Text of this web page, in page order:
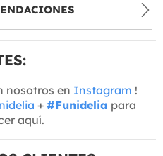
nosotros en Instagram !
+ #Funidelia para
aquí.